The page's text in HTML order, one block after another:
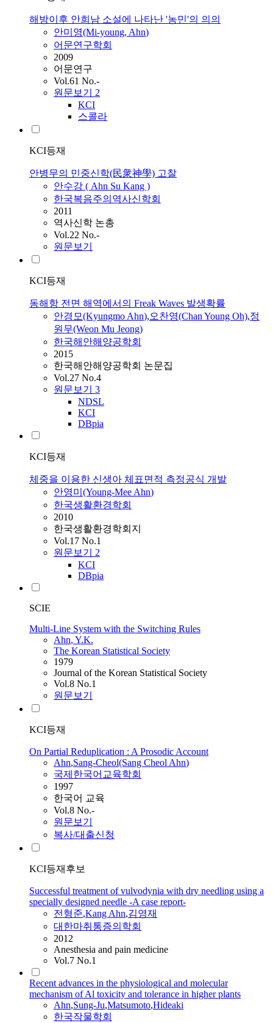
해방이후 안희남 소설에 나타난 '농민'의 의의
안미영(Mi-young, Ahn)
어문연구학회
2009
어문연구
Vol.61 No.-
원문보기 2
KCI
스콜라
KCI등재
안병무의 민중신학(民衆神學) 고찰
안수강 ( Ahn Su Kang )
한국복음주의역사신학회
2011
역사신학 논총
Vol.22 No.-
원문보기
KCI등재
동해항 전면 해역에서의 Freak Waves 발생확률
안경모(KyungmoAhn),오찬영(Chan Young Oh),정
원무(Weon Mu Jeong)
한국해안해양공학회
2015
한국해안해양공학회 논문집
Vol.27 No.4
원문보기 3
NDSL
KCI
DBpia
KCI등재
체중을 이용한 신생아 체표면적 측정공식 개발
안영미(Young-MeeAhn)
한국생활환경학회
2010
한국생활환경학회지
Vol.17 No.1
원문보기 2
KCI
DBpia
SCIE
Multi-Line System with the Switching Rules
Ahn, Y.K.
The Korean Statistical Society
1979
Journal of the Korean Statistical Society
Vol.8 No.1
원문보기
KCI등재
On Partial Reduplication : A Prosodic Account
Ahn,Sang-Cheol(Sang CheolAhn)
국제한국어교육학회
1997
한국어 교육
Vol.8 No.-
원문보기
복사/대출신청
KCI등재후보
Successful treatment of vulvodynia with dry needling using a
specially designed needle -A case report-
전형준,KangAhn,김영재
대한마취통증의학회
2012
Anesthesia and pain medicine
Vol.7 No.1
Recent advances in the physiological and molecular
mechanism of Al toxicity and tolerance in higher plants
Ahn,Sung-Ju,Matsumoto,Hideaki
한국작물학회